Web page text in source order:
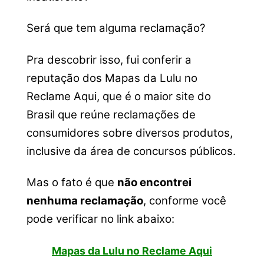
Será que tem alguma reclamação?
Pra descobrir isso, fui conferir a
reputação dos Mapas da Lulu no
Reclame Aqui, que é o maior site do
Brasil que reúne reclamações de
consumidores sobre diversos produtos,
inclusive da área de concursos públicos.
Mas o fato é que não encontrei
nenhuma reclamação, conforme você
pode verificar no link abaixo:
Mapas da Lulu no Reclame Aqui